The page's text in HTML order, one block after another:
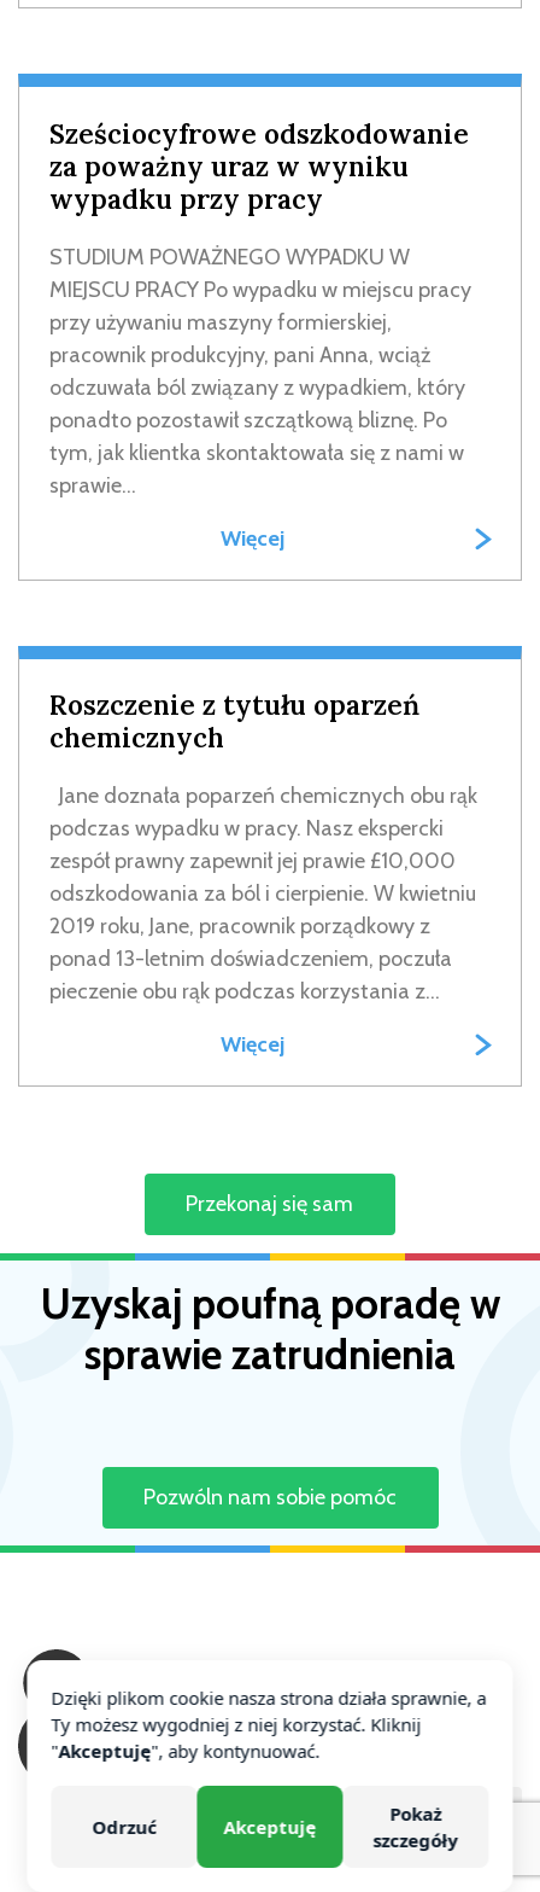
Dzięki plikom cookie nasza strona działa sprawnie, a
Ty możesz wygodniej z niej korzystać. Kliknij
"Akceptuję", aby kontynuować.
Odrzuć Akceptuję
Pokaż
szczegóły
Sześciocyfrowe odszkodowanie
za poważny uraz w wyniku
wypadku przy pracy
STUDIUM POWAŻNEGO WYPADKU W
MIEJSCU PRACY Po wypadku w miejscu pracy
przy używaniu maszyny formierskiej,
pracownik produkcyjny, pani Anna, wciąż
odczuwała ból związany z wypadkiem, który
ponadto pozostawił szczątkową bliznę. Po
tym, jak klientka skontaktowała się z nami w
sprawie...
Więcej
Roszczenie z tytułu oparzeń
chemicznych
Jane doznała poparzeń chemicznych obu rąk
podczas wypadku w pracy. Nasz ekspercki
zespół prawny zapewnił jej prawie £10,000
odszkodowania za ból i cierpienie. W kwietniu
2019 roku, Jane, pracownik porządkowy z
ponad 13-letnim doświadczeniem, poczuła
pieczenie obu rąk podczas korzystania z...
Więcej
Przekonaj się sam
Uzyskaj poufną poradę w
sprawie zatrudnienia
Pozwóln nam sobie pomóc
Powrót do góry